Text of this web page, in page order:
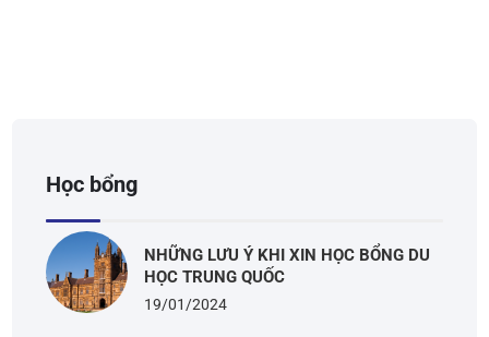
Học bổng
NHỮNG LƯU Ý KHI XIN HỌC BỔNG DU
HỌC TRUNG QUỐC
19/01/2024